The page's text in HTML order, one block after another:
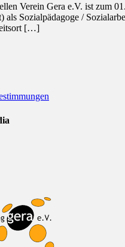
Verein Gera e.V. ist zum
als Sozialpädagoge /
[…]